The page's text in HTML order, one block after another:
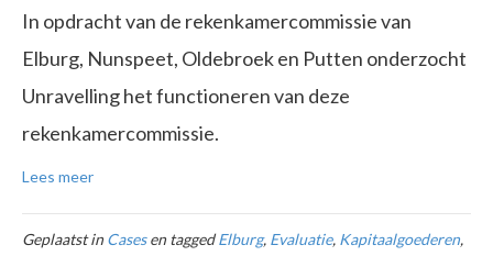
In opdracht van de rekenkamercommissie van
Elburg, Nunspeet, Oldebroek en Putten onderzocht
Unravelling het functioneren van deze
rekenkamercommissie.
Lees meer
Geplaatst inCasesen taggedElburg, Evaluatie, Kapitaalgoederen,